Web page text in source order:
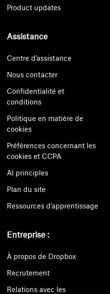
Product updates
Assistance
Centre d’assistance
Nous contacter
Confidentialité et
conditions
Politique en matière de
cookies
Préférences concernant les
cookies et CCPA
AI principles
Plan du site
Ressources d’apprentissage
Entreprise :
À propos de Dropbox
Recrutement
Relations avec les